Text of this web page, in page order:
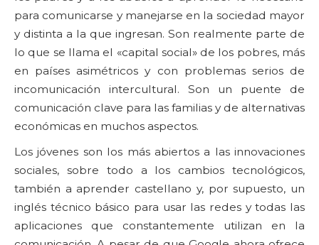
para comunicarse y manejarse en la sociedad mayor
y distinta a la que ingresan. Son realmente parte de
lo que se llama el «capital social» de los pobres, más
en países asimétricos y con problemas serios de
incomunicación intercultural. Son un puente de
comunicación clave para las familias y de alternativas
económicas en muchos aspectos.
Los jóvenes son los más abiertos a las innovaciones
sociales, sobre todo a los cambios tecnológicos,
también a aprender castellano y, por supuesto, un
inglés técnico básico para usar las redes y todas las
aplicaciones que constantemente utilizan en la